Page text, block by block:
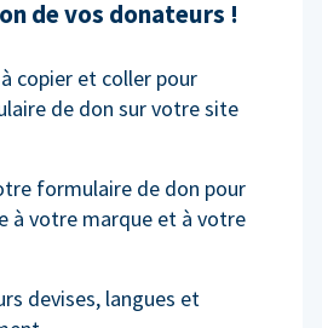
de vos donateurs !
copier et coller pour
de don sur votre site
formulaire de don pour
à votre marque et à votre
devises, langues et